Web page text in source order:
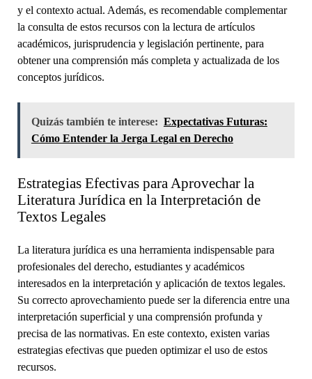
y el contexto actual. Además, es recomendable complementar
la consulta de estos recursos con la lectura de artículos
académicos, jurisprudencia y legislación pertinente, para
obtener una comprensión más completa y actualizada de los
conceptos jurídicos.
Quizás también te interese: Expectativas Futuras:
Cómo Entender la Jerga Legal en Derecho
Estrategias Efectivas para Aprovechar la
Literatura Jurídica en la Interpretación de
Textos Legales
La literatura jurídica es una herramienta indispensable para
profesionales del derecho, estudiantes y académicos
interesados en la interpretación y aplicación de textos legales.
Su correcto aprovechamiento puede ser la diferencia entre una
interpretación superficial y una comprensión profunda y
precisa de las normativas. En este contexto, existen varias
estrategias efectivas que pueden optimizar el uso de estos
recursos.